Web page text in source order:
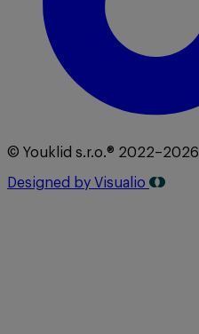
© Youklid s.r.o.® 2022–2026
Designed by Visualio